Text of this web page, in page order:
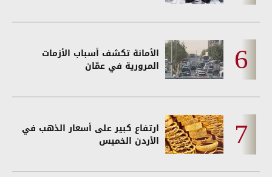
الأمانة تكشف أسباب الأزمات
المرورية في عمّان
ارتفاع كبير على أسعار الذهب في
الأردن الخميس